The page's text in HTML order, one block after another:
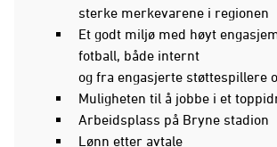
sterke merkevarene i regionen
Et godt miljø med høyt
fotball, både internt
og fra engasjerte støttespillere
Muligheten til å jobbe i et
Arbeidsplass på Bryne stadion
Lønn etter avtale